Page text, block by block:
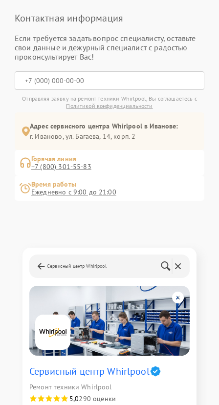
Контактная информация
Если требуется задать вопрос специалисту, оставьте
свои данные и дежурный специалист с радостью
проконсультирует Вас!
Отправляя заявку на ремонт техники Whirlpool, Вы соглашаетесь с
Политикой конфиденциальности
Адрес сервисного центра Whirlpool в Иванове:
г. Иваново, ул. Багаева, 14, корп. 2
Горячая линия
+7 (800) 301-55-83
Время работы
Ежедневно с 9:00 до 21:00
Сервисный центр Whirlpool
Сервисный центр Whirlpool
Ремонт техники Whirlpool
5,0290 оценки